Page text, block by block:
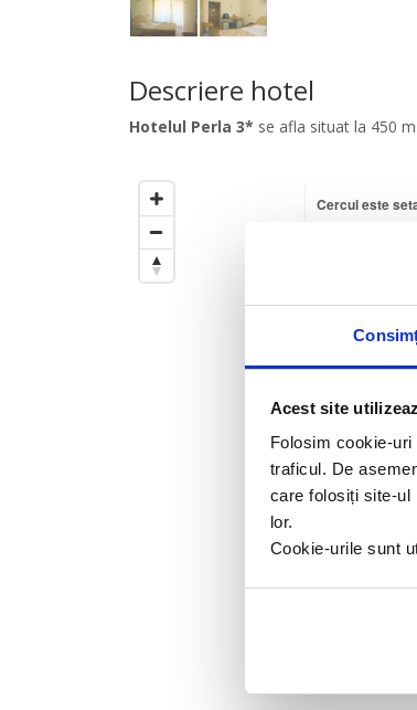
Acest site
Folosim cookie-
traficul. De
care folosiți site-ul
lor.
Cookie-urile sunt
Descriere hotel
Hotelul Perla 3* se afla situat la 450
Cercul este